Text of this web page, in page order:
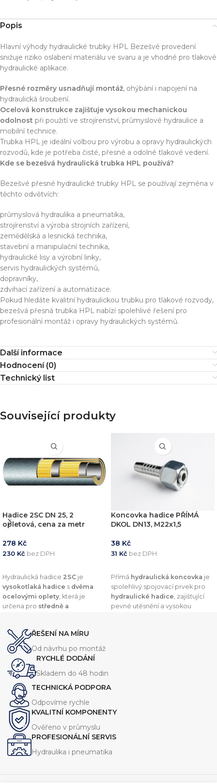
Popis
Hlavní výhody hydraulické trubky HPL Bezešvé provedení
snižuje riziko oslabení materiálu ve svaru a je vhodné pro tlakové
hydraulické aplikace.
Přesné rozměry usnadňují montáž, ohýbání i napojení na
hydraulická šroubení.
Ocelová konstrukce zajišťuje vysokou mechanickou
odolnost při použití ve strojírenství, průmyslové hydraulice a
mobilní technice.
Trubka HPL je ideální volbou pro výrobu a opravy hydraulických
rozvodů, kde je potřeba čisté, přesné a odolné tlakové vedení.
Kde se bezešvá hydraulická trubka HPL používá?
Bezešvé přesné hydraulické trubky HPL se používají zejména v
těchto odvětvích:
průmyslová hydraulika a pneumatika,
strojírenství a výroba strojních zařízení,
zemědělská a lesnická technika,
stavební a manipulační technika,
hydraulické lisy a výrobní linky,
servis hydraulických systémů,
dopravníky,
zdvihací zařízení a automatizace.
Pokud hledáte kvalitní hydraulickou trubku pro tlakové rozvody,
bezešvá přesná trubka HPL nabízí spolehlivé řešení pro
profesionální montáž i opravy hydraulických systémů.
Další informace
Hodnocení (0)
Technický list
Související produkty
Hadice 2SC DN 25, 2
opletová, cena za metr
278 Kč
230 Kč bez DPH
Hydraulická hadice 2SC je
vysokotlaká hadice s dvěma
ocelovými oplety, která je
určena pro středně a
odolnost vůči olejům, oděru a
vnějším vlivům , což zajišťuje její
dlouhou životnost.
Koncovka hadice PŘÍMÁ
DKOL DN13, M22x1,5
38 Kč
31 Kč bez DPH
Přímá hydraulická koncovka je
spolehlivý spojovací prvek pro
hydraulické hadice, zajišťující
pevné utěsnění a vysokou
ŘEŠENÍ NA MÍRU
Od návrhu po montáž
RYCHLÉ DODÁNÍ
Skladem do 48 hodin
TECHNICKÁ PODPORA
Odpovíme rychle
KVALITNÍ KOMPONENTY
Ověřeno v průmyslu
PROFESIONÁLNÍ SERVIS
Hydraulika i pneumatika